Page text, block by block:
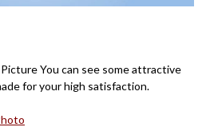
You can see some attractive
for your high satisfaction.